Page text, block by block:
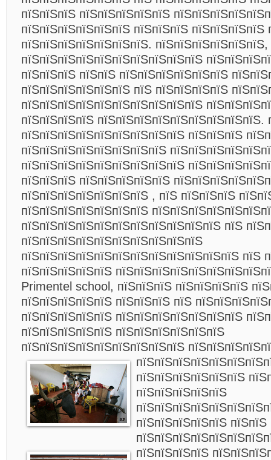
пїЅпїЅпїЅ пїЅпїЅпїЅпїЅпїЅ
пїЅпїЅпїЅпїЅпїЅпїЅ пїЅпїЅпїЅ пїЅпїЅпїЅпїЅ
пїЅпїЅпїЅпїЅпїЅпїЅпїЅ.
пїЅпїЅпїЅпїЅпїЅпїЅпїЅпїЅпїЅпїЅ
пїЅпїЅпїЅ пїЅпїЅ пїЅпїЅпїЅпїЅпїЅпїЅ
пїЅпїЅпїЅпїЅпїЅпїЅ пїЅ пїЅпїЅпїЅпїЅ
пїЅпїЅпїЅпїЅпїЅпїЅпїЅпїЅпїЅпїЅ
пїЅпїЅпїЅпїЅ пїЅпїЅпїЅпїЅпїЅпїЅпїЅпїЅпїЅ.
пїЅпїЅпїЅпїЅпїЅпїЅпїЅпїЅпїЅ пїЅпїЅпїЅ
пїЅпїЅпїЅпїЅпїЅпїЅпїЅпїЅ
пїЅпїЅпїЅпїЅпїЅпїЅпїЅпїЅпїЅ
пїЅпїЅпїЅ пїЅпїЅпїЅпїЅпїЅ
пїЅпїЅпїЅпїЅпїЅпїЅпїЅ , пїЅ пїЅпїЅпїЅ
пїЅпїЅпїЅпїЅпїЅпїЅпїЅ
пїЅпїЅпїЅпїЅпїЅпїЅпїЅпїЅпїЅпїЅпїЅ пїЅ
пїЅпїЅпїЅпїЅпїЅпїЅпїЅпїЅпїЅпїЅ
пїЅпїЅпїЅпїЅпїЅпїЅпїЅпїЅпїЅпїЅпїЅпїЅ пїЅ
пїЅпїЅпїЅпїЅпїЅ
Primentel school, пїЅпїЅпїЅ пїЅпїЅпїЅпїЅ
пїЅпїЅпїЅпїЅпїЅ пїЅпїЅпїЅ пїЅ
пїЅпїЅпїЅпїЅпїЅ пїЅпїЅпїЅпїЅпїЅпїЅпїЅ
пїЅпїЅпїЅпїЅпїЅ пїЅпїЅпїЅпїЅпїЅпїЅ
пїЅпїЅпїЅпїЅпїЅпїЅпїЅпїЅпїЅ
пїЅпїЅпїЅпїЅпїЅпїЅ
пїЅпїЅпїЅпїЅпїЅ
пїЅпїЅпїЅпїЅпїЅ пїЅпїЅ
пїЅпїЅпїЅпїЅ